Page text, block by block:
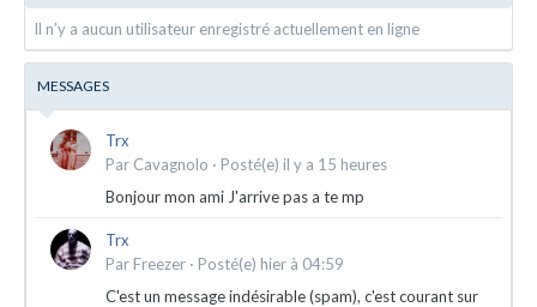
Il n’y a aucun utilisateur enregistré actuellement en ligne
MESSAGES
Trx
Par Cavagnolo · Posté(e) il y a 15 heures
Bonjour mon ami J'arrive pas a te mp
Trx
Par Freezer · Posté(e) hier à 04:59
C'est un message indésirable (spam), c'est courant sur